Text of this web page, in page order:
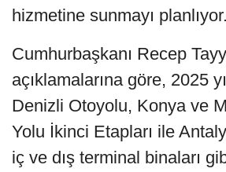
hizmetine sunmayı planlıyor.
Cumhurbaşkanı Recep
açıklamalarına göre, 2025
Denizli Otoyolu, Konya ve
Yolu İkinci Etapları ile
iç ve dış terminal binaları